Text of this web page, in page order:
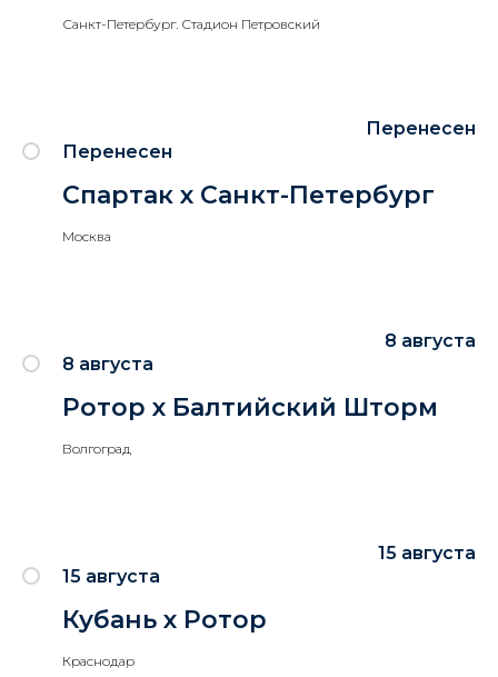
Санкт-Петербург. Стадион Петровский
Перенесен
Перенесен
Спартак х Санкт-Петербург
Москва
8 августа
8 августа
Ротор х Балтийский Шторм
Волгоград
15 августа
15 августа
Кубань х Ротор
Краснодар